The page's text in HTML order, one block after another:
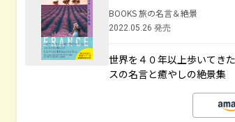
BOOKS 旅の名言＆絶景
2022.05.26 発売
世界を４０年以上歩いてき
スの名言と癒やしの絶景集